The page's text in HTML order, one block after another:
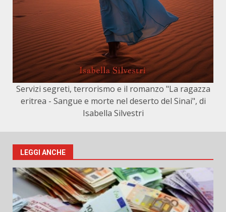
Servizi segreti, terrorismo e il romanzo "La ragazza
eritrea - Sangue e morte nel deserto del Sinai", di
Isabella Silvestri
LEGGI ANCHE